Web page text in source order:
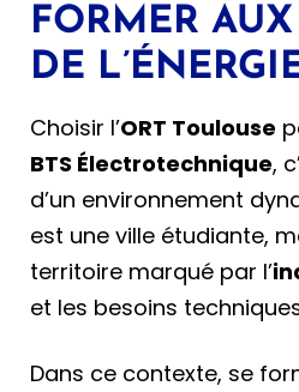
FORMER
DE
Choisir l’ORT Toulouse
BTS Électrotechnique,
d’un environnement
est une ville étudiante,
territoire marqué par l’
et les besoins
Dans ce contexte, se